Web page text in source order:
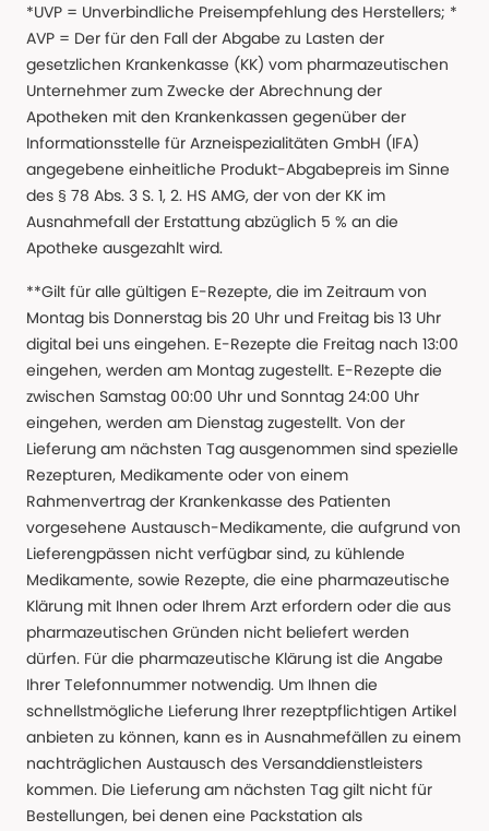
*UVP = Unverbindliche Preisempfehlung des Herstellers; *
AVP = Der für den Fall der Abgabe zu Lasten der
gesetzlichen Krankenkasse (KK) vom pharmazeutischen
Unternehmer zum Zwecke der Abrechnung der
Apotheken mit den Krankenkassen gegenüber der
Informationsstelle für Arzneispezialitäten GmbH (IFA)
angegebene einheitliche Produkt-Abgabepreis im Sinne
des § 78 Abs. 3 S. 1, 2. HS AMG, der von der KK im
Ausnahmefall der Erstattung abzüglich 5 % an die
Apotheke ausgezahlt wird.
**Gilt für alle gültigen E-Rezepte, die im Zeitraum von
Montag bis Donnerstag bis 20 Uhr und Freitag bis 13 Uhr
digital bei uns eingehen. E-Rezepte die Freitag nach 13:00
eingehen, werden am Montag zugestellt. E-Rezepte die
zwischen Samstag 00:00 Uhr und Sonntag 24:00 Uhr
eingehen, werden am Dienstag zugestellt. Von der
Lieferung am nächsten Tag ausgenommen sind spezielle
Rezepturen, Medikamente oder von einem
Rahmenvertrag der Krankenkasse des Patienten
vorgesehene Austausch-Medikamente, die aufgrund von
Lieferengpässen nicht verfügbar sind, zu kühlende
Medikamente, sowie Rezepte, die eine pharmazeutische
Klärung mit Ihnen oder Ihrem Arzt erfordern oder die aus
pharmazeutischen Gründen nicht beliefert werden
dürfen. Für die pharmazeutische Klärung ist die Angabe
Ihrer Telefonnummer notwendig. Um Ihnen die
schnellstmögliche Lieferung Ihrer rezeptpflichtigen Artikel
anbieten zu können, kann es in Ausnahmefällen zu einem
nachträglichen Austausch des Versanddienstleisters
kommen. Die Lieferung am nächsten Tag gilt nicht für
Bestellungen, bei denen eine Packstation als